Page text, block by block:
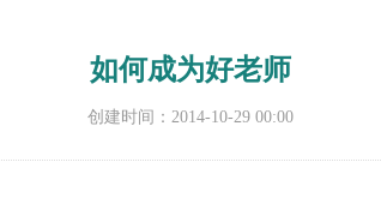
如何成为好老师
创建时间： 2014-10-29 00:00